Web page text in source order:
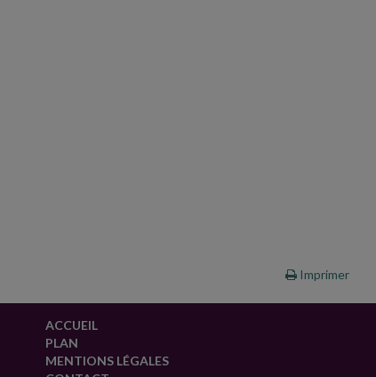
Imprimer
ACCUEIL
PLAN
MENTIONS LÉGALES